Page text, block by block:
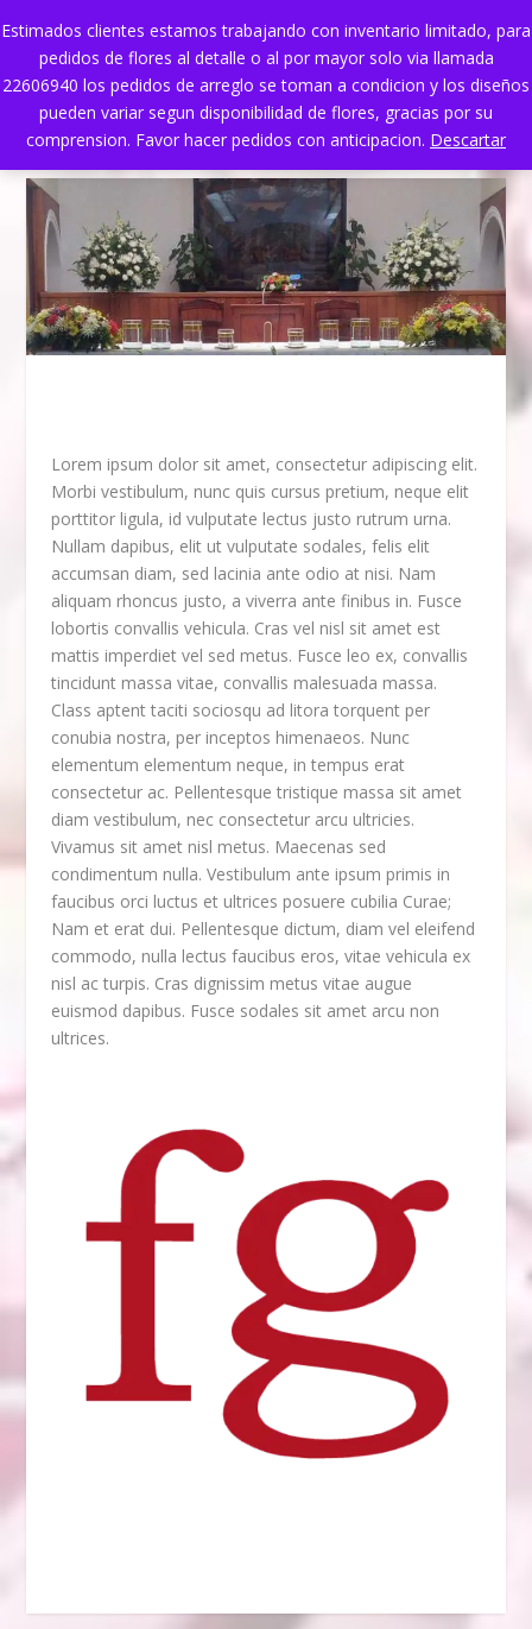
Estimados clientes estamos trabajando con inventario limitado, para
pedidos de flores al detalle o al por mayor solo via llamada
22606940 los pedidos de arreglo se toman a condicion y los diseños
pueden variar segun disponibilidad de flores, gracias por su
comprension. Favor hacer pedidos con anticipacion. Descartar
Lorem ipsum dolor sit amet, consectetur adipiscing elit.
Morbi vestibulum, nunc quis cursus pretium, neque elit
porttitor ligula, id vulputate lectus justo rutrum urna.
Nullam dapibus, elit ut vulputate sodales, felis elit
accumsan diam, sed lacinia ante odio at nisi. Nam
aliquam rhoncus justo, a viverra ante finibus in. Fusce
lobortis convallis vehicula. Cras vel nisl sit amet est
mattis imperdiet vel sed metus. Fusce leo ex, convallis
tincidunt massa vitae, convallis malesuada massa.
Class aptent taciti sociosqu ad litora torquent per
conubia nostra, per inceptos himenaeos. Nunc
elementum elementum neque, in tempus erat
consectetur ac. Pellentesque tristique massa sit amet
diam vestibulum, nec consectetur arcu ultricies.
Vivamus sit amet nisl metus. Maecenas sed
condimentum nulla. Vestibulum ante ipsum primis in
faucibus orci luctus et ultrices posuere cubilia Curae;
Nam et erat dui. Pellentesque dictum, diam vel eleifend
commodo, nulla lectus faucibus eros, vitae vehicula ex
nisl ac turpis. Cras dignissim metus vitae augue
euismod dapibus. Fusce sodales sit amet arcu non
ultrices.